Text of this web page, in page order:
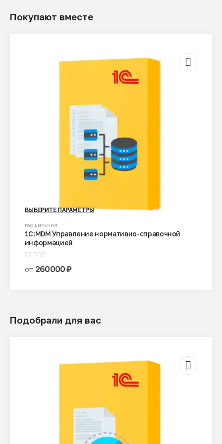
Покупают вместе
ВЫБЕРИТЕ ПАРАМЕТРЫ
Этот
товар
имеет
несколько
вариаций.
странице
РАСШИРЕНИЯ
1С:MDM Управление нормативно-справочной
информацией
из 5
от 260000₽
Подобрали для вас